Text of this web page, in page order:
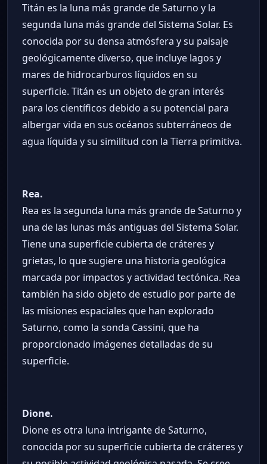
Titán es la luna más grande de Saturno y la
segunda luna más grande del Sistema Solar. Es
conocida por su densa atmósfera y su paisaje
geológicamente diverso, que incluye lagos y
mares de hidrocarburos líquidos en su
superficie. Titán es un objeto de gran interés
para los científicos debido a su potencial para
albergar vida en sus océanos subterráneos de
agua líquida y su similitud con la Tierra primitiva.
Rea.
Rea es la segunda luna más grande de Saturno y
una de las lunas más antiguas del Sistema Solar.
Tiene una superficie cubierta de cráteres y
grietas, lo que sugiere una historia geológica
marcada por impactos y actividad tectónica. Rea
también ha sido objeto de estudio por parte de
las misiones espaciales que han explorado
Saturno, como la sonda Cassini, que ha
proporcionado imágenes detalladas de su
superficie.
Dione.
Dione es otra luna intrigante de Saturno,
conocida por su superficie cubierta de cráteres y